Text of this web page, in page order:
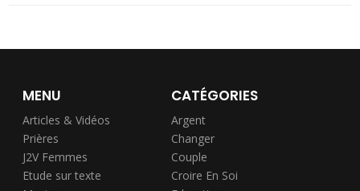
MENU
Articles & Vidéos
Prières
J2V Femmes
Etude sur texte
CATÉGORIES
Argent
Changer
Couple
Croire En Soi